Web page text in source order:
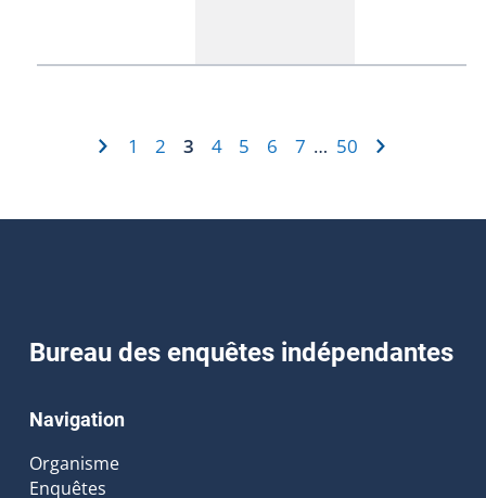
1 2 3 4 5 6 7 … 50
Bureau des enquêtes indépendantes
Navigation
Organisme
Enquêtes